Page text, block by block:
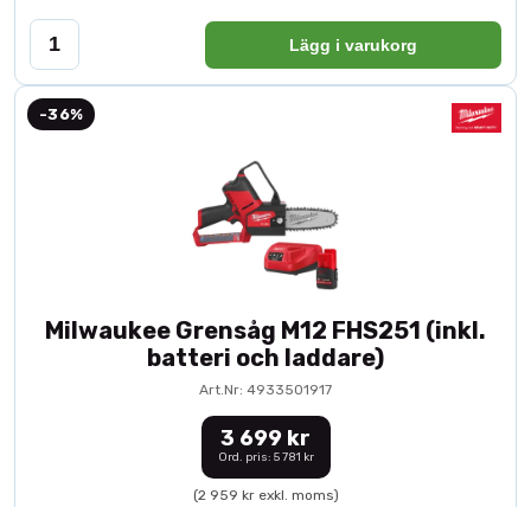
Lägg i varukorg
-36%
Milwaukee Grensåg M12 FHS251 (inkl.
batteri och laddare)
Art.Nr: 4933501917
3 699 kr
Ord. pris: 5 781 kr
(2 959 kr exkl. moms)